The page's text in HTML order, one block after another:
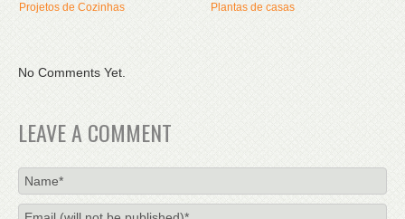
Projetos de Cozinhas Plantas de casas
No Comments Yet.
LEAVE A COMMENT